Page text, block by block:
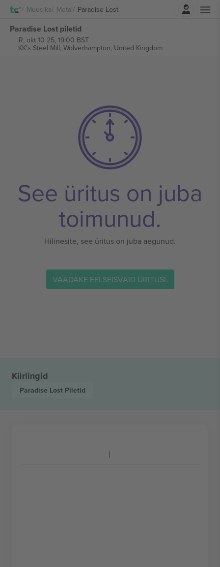
Muusika Metal Paradise Lost
Paradise Lost piletid
R, okt 10 25, 19:00 BST
KK's Steel Mill, Wolverhampton, United Kingdom
See üritus on juba
toimunud.
Hilinesite, see üritus on juba aegunud.
VAADAKE EELSEISVAID ÜRITUSI.
Kiirlingid
Paradise Lost Piletid